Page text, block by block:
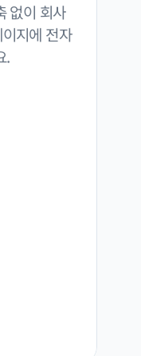
없이 회사
지에 전자
.